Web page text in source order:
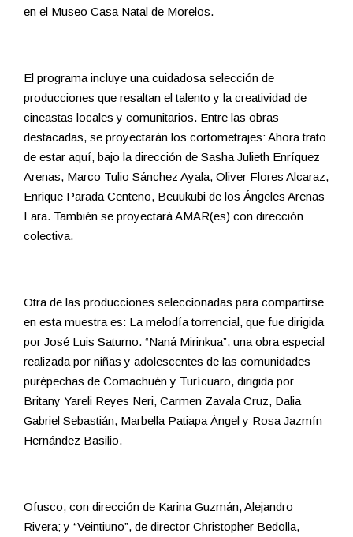
en el Museo Casa Natal de Morelos.
El programa incluye una cuidadosa selección de
producciones que resaltan el talento y la creatividad de
cineastas locales y comunitarios. Entre las obras
destacadas, se proyectarán los cortometrajes: Ahora trato
de estar aquí, bajo la dirección de Sasha Julieth Enríquez
Arenas, Marco Tulio Sánchez Ayala, Oliver Flores Alcaraz,
Enrique Parada Centeno, Beuukubi de los Ángeles Arenas
Lara. También se proyectará AMAR(es) con dirección
colectiva.
Otra de las producciones seleccionadas para compartirse
en esta muestra es: La melodía torrencial, que fue dirigida
por José Luis Saturno. “Naná Mirinkua”, una obra especial
realizada por niñas y adolescentes de las comunidades
purépechas de Comachuén y Turícuaro, dirigida por
Britany Yareli Reyes Neri, Carmen Zavala Cruz, Dalia
Gabriel Sebastián, Marbella Patiapa Ángel y Rosa Jazmín
Hernández Basilio.
Ofusco, con dirección de Karina Guzmán, Alejandro
Rivera; y “Veintiuno”, de director Christopher Bedolla,